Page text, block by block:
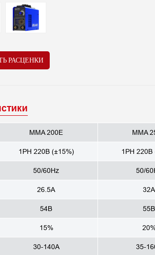
РАСЦЕНКИ
MMA 200E MMA
1PH 220В (±15%) 1PH 220В
50/60Hz 50/
26.5А 32А
54В 55В
15%
30-140А 35-